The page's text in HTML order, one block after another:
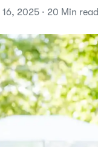
2025 · 20 Min read